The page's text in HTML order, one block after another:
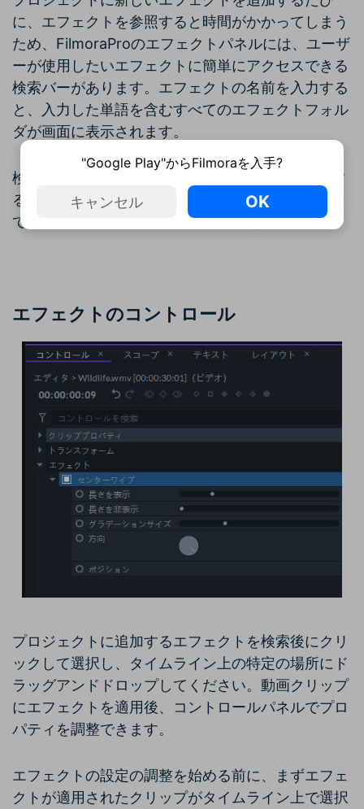
に、エフェクトを参照すると時間がかかってしまう
ため、FilmoraProのエフェクトパネルには、ユーザ
ーが使用したいエフェクトに簡単にアクセスできる
検索バーがあります。エフェクトの名前を入力する
と、入力した単語を含むすべてのエフェクトフォル
ダが画面に表示されます。
検索バーの下にある[すべて表示]メニューを使用す
ると、メニューで使用できるオプションを選択し
て、エフェクトを除外することができます。
エフェクトのコントロール
プロジェクトに追加するエフェクトを検索後にクリ
ックして選択し、タイムライン上の特定の場所にド
ラッグアンドドロップしてください。動画クリップ
にエフェクトを適用後、コントロールパネルでプロ
パティを調整できます。
エフェクトの設定の調整を始める前に、まずエフェ
クトが適用されたクリップがタイムライン上で選択
"Google Play"からFilmoraを入手?
キャンセル OK